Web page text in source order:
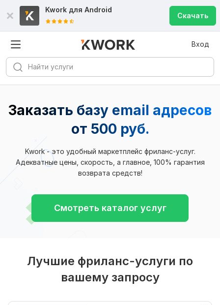
Kwork для Android
Скачать
Вход
Заказать базу email адресов
от 500 руб.
Kwork - это удобный маркетплейс фриланс-услуг.
Адекватные цены, скорость, а главное, 100% гарантия
возврата средств!
Смотреть каталог услуг
Лучшие фриланс-услуги по
вашему запросу